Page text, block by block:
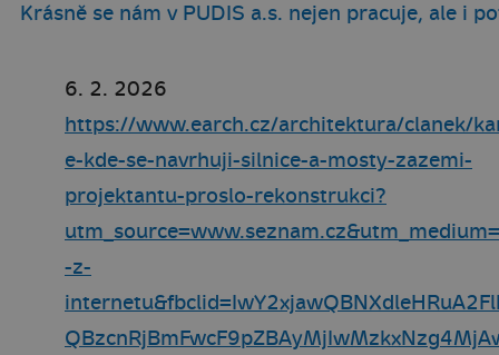
Krásně se nám v PUDIS a.s. nejen pracuje, ale i
6. 2. 2026
https://www.earch.cz/architektura/clanek/
e-kde-se-navrhuji-silnice-a-mosty-zazemi-
projektantu-proslo-rekonstrukci?
-z-